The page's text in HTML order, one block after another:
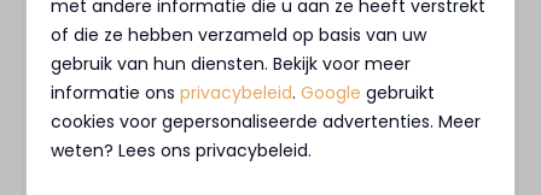
Over het park en de omgeving
MarinaPark Beach Resort Soal ligt direct aan het
IJsselmeer en biedt alles voor een ontspannen
verblijf: van jachthaven en strand tot sportveld,
speeltuinen, supermarkt en gezellige horeca.
met andere informatie die u aan ze heeft verstrekt
of die ze hebben verzameld op basis van uw
gebruik van hun diensten. Bekijk voor meer
informatie onsprivacybeleid.Google gebruikt
cookies voor gepersonaliseerde advertenties. Meer
weten? Lees ons privacybeleid.